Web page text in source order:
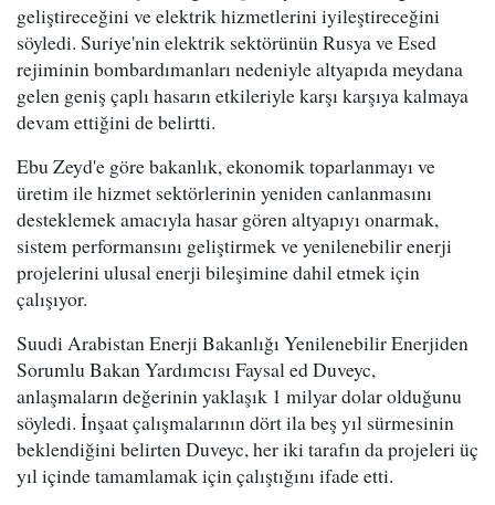
geliştireceğini ve elektrik hizmetlerini iyileştireceğini
söyledi. Suriye'nin elektrik sektörünün Rusya ve Esed
rejiminin bombardımanları nedeniyle altyapıda meydana
gelen geniş çaplı hasarın etkileriyle karşı karşıya kalmaya
devam ettiğini de belirtti.
Ebu Zeyd'e göre bakanlık, ekonomik toparlanmayı ve
üretim ile hizmet sektörlerinin yeniden canlanmasını
desteklemek amacıyla hasar gören altyapıyı onarmak,
sistem performansını geliştirmek ve yenilenebilir enerji
projelerini ulusal enerji bileşimine dahil etmek için
çalışıyor.
Suudi Arabistan Enerji Bakanlığı Yenilenebilir Enerjiden
Sorumlu Bakan Yardımcısı Faysal ed Duveyc,
anlaşmaların değerinin yaklaşık 1 milyar dolar olduğunu
söyledi. İnşaat çalışmalarının dört ila beş yıl sürmesinin
beklendiğini belirten Duveyc, her iki tarafın da projeleri üç
yıl içinde tamamlamak için çalıştığını ifade etti.